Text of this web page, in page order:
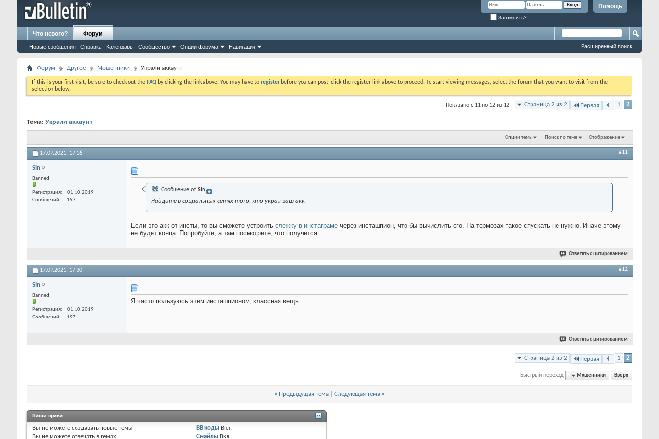
Помощь
Запомнить?
Что нового? Форум
Новые сообщения Справка Календарь Сообщество Опции форума Навигация Расширенный поиск
Форум Другое Мошенники Украли аккаунт
If this is your first visit, be sure to check out the FAQ by clicking the link above. You may have to register before you can post: click the register link above to proceed. To start viewing messages, select the forum that you want to visit from the
selection below.
Страница 2 из 2 Первая 1 2
Показано с 11 по 12 из 12
Тема: Украли аккаунт
Опции темы Поиск по теме Отображение
17.09.2021, 17:16 #11
Sin
Banned
Регистрация
01.10.2019
Сообщений
197
Сообщение от Sin
Найдите в социальных сетях того, кто украл ваш акк.
Если это акк от инсты, то вы сможете устроить слежку в инстаграме через инсташпион, что бы вычислить его. На тормозах такое спускать не нужно. Иначе этому
не будет конца. Попробуйте, а там посмотрите, что получится.
Ответить с цитированием
17.09.2021, 17:30 #12
Sin
Banned
Регистрация
01.10.2019
Сообщений
197
Я часто пользуюсь этим инсташпионом, классная вещь.
Ответить с цитированием
Страница 2 из 2 Первая 1 2
Быстрый переход Мошенники Вверх
« Предыдущая тема Следующая тема »
Ваши права
Вы не можете создавать новые темы
Вы не можете отвечать в темах
BB коды Вкл.
Смайлы Вкл.